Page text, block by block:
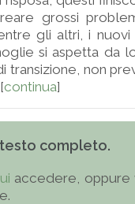
grossi
gli altri, i
si aspetta da
non
continua]
completo.
accedere, oppure